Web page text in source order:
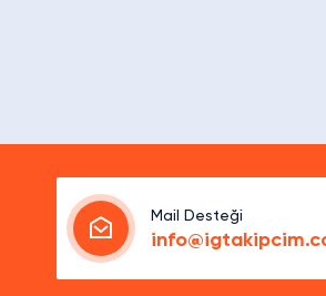
Mail Desteği